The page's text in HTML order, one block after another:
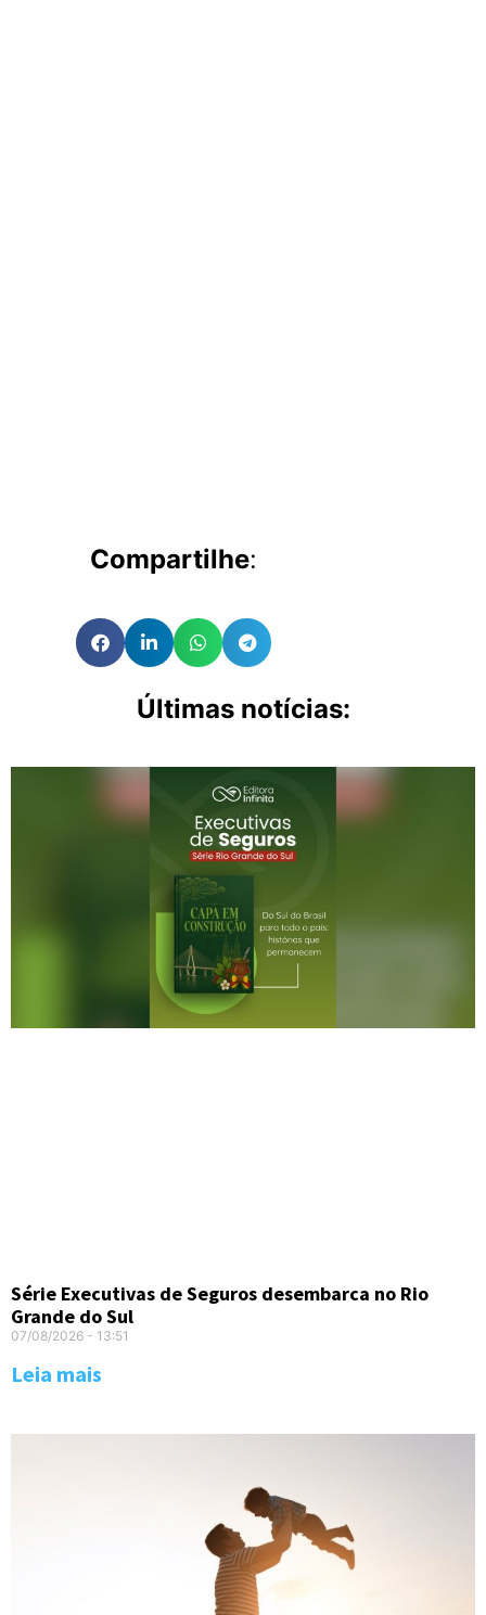
Compartilhe:
Últimas notícias:
Série Executivas de Seguros desembarca no Rio
Grande do Sul
07/08/2026 13:51
Leia mais